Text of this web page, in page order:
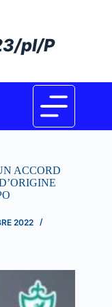
pl/P
ACCORD
2022